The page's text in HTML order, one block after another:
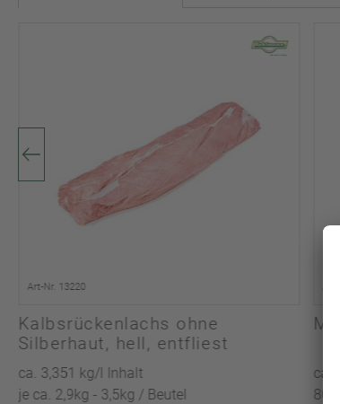
Art-Nr. 13220
Kalbsrückenlachs ohne
Silberhaut, hell, entfliest
ca. 3,351 kg/l Inhalt
je ca. 2,9kg - 3,5kg / Beutel
ca.